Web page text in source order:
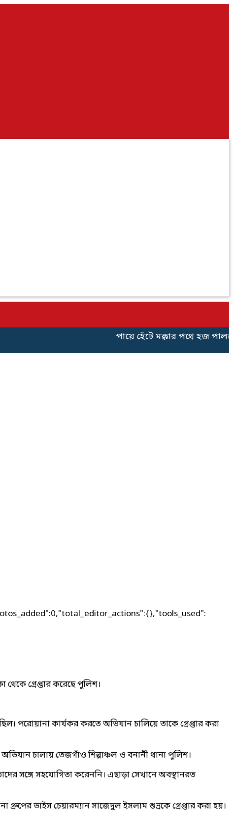
পায়ে হেঁটে মক্কার পথে হজ
গ্রেপ্তার করেছে পুলিশ।
পরোয়ানা কার্যকর করতে অভিযান চালিয়ে তাকে গ্রেপ্তার করা
চালায় তেজগাঁও শিল্পাঞ্চল ও বনানী থানা পুলিশ।
সঙ্গে সহযোগিতা করেননি। এছাড়া সেখানে অবস্থানরত
ভাইস চেয়ারম্যান সাজেদুল ইসলাম শুভ্রকে গ্রেপ্তার করা হয়।